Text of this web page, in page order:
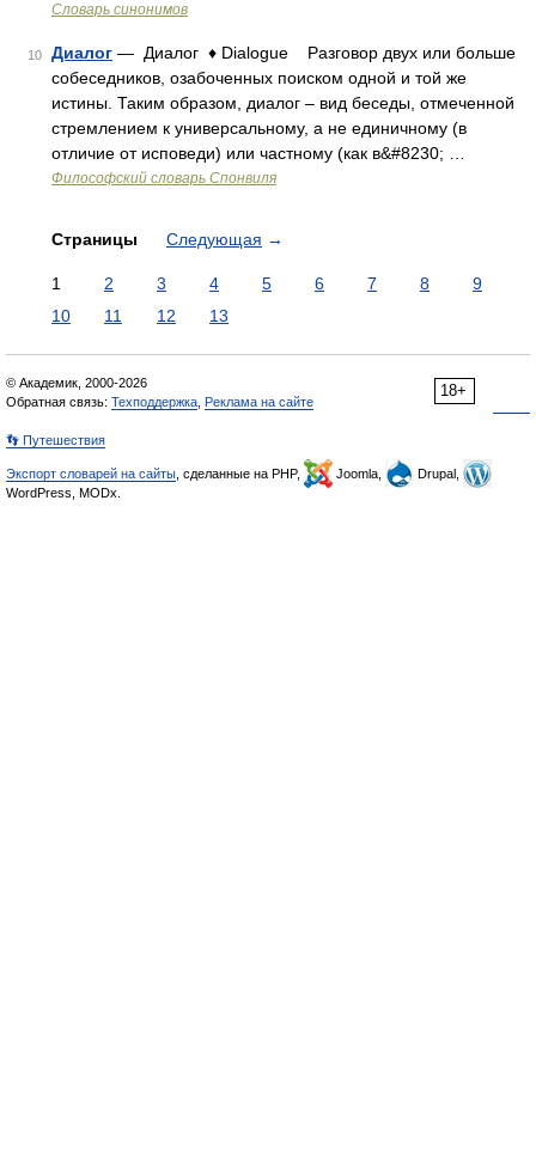
Словарь синонимов
10 Диалог — Диалог ♦ Dialogue Разговор двух или больше
собеседников, озабоченных поиском одной и той же
истины. Таким образом, диалог – вид беседы, отмеченной
стремлением к универсальному, а не единичному (в
отличие от исповеди) или частному (как в&#8230; …
Философский словарь Спонвиля
Страницы Следующая →
1 2 3 4 5 6 7 8
9
10
11 12 13
18+
© Академик, 2000-2026
Обратная связь: Техподдержка Реклама на сайте
👣 Путешествия
Экспорт словарей на сайты , сделанные на PHP, Joomla,
Drupal,
WordPress, MODx.